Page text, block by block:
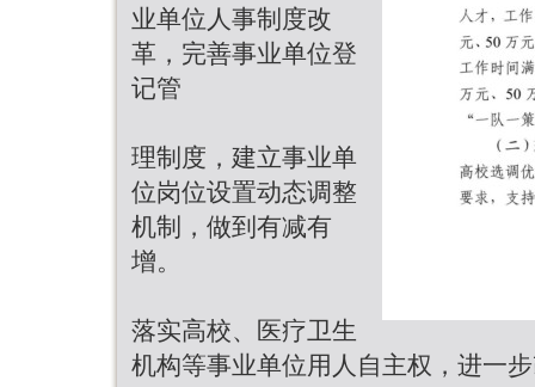
业单位人事制度改
革，完善事业单位登
记管
理制度，建立事业单
位岗位设置动态调整
机制，做到有减有
增。
落实高校、医疗卫生
机构等事业单位用人自主权，进一